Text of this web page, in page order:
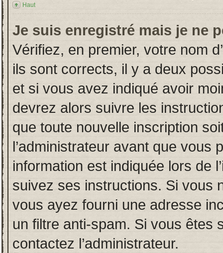
Haut
Je suis enregistré mais je ne
Vérifiez, en premier, votre nom
ils sont corrects, il y a deux
et si vous avez indiqué avoir
devrez alors suivre les
que toute nouvelle inscription
l’administrateur avant que vous
information est indiquée lors de
suivez ses instructions. Si vous
vous ayez fourni une adresse
un filtre anti-spam. Si vous êtes
contactez l’administrateur.